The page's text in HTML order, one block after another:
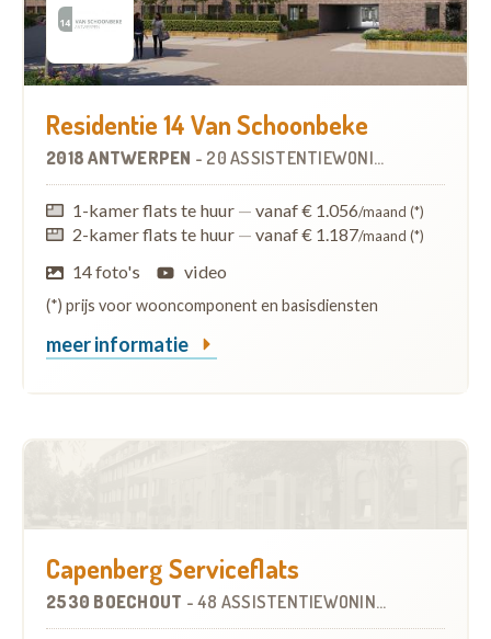
Residentie 14 Van Schoonbeke
2018 ANTWERPEN - 20 ASSISTENTIEWONINGEN
1-kamer flats te huur — vanaf € 1.056/maand (*)
2-kamer flats te huur — vanaf € 1.187/maand (*)
14 foto's video
(*) prijs voor wooncomponent en basisdiensten
meer informatie
Capenberg Serviceflats
2530 BOECHOUT - 48 ASSISTENTIEWONINGEN